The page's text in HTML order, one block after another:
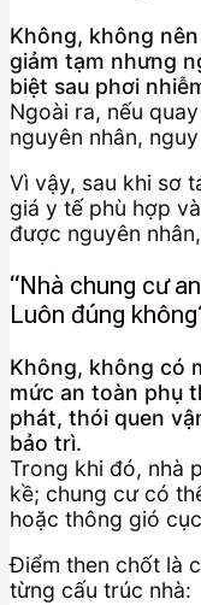
Không, không
giảm tạm nhưng
biệt sau phơi
Ngoài ra, nếu
nguyên nhân,
Vì vậy, sau khi sơ
giá y tế phù hợp
được nguyên
“Nhà chung cư
Luôn đúng
Không, không có
mức an toàn phụ
phát, thói quen
bảo trì.
Trong khi đó, nhà
kề; chung cư có
hoặc thông gió
Điểm then chốt là
từng cấu trúc nhà: